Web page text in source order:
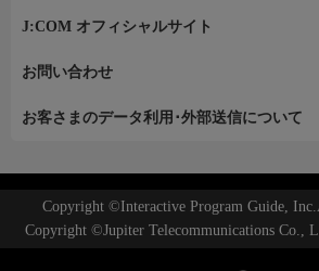
J:COM オフィシャルサイト
お問い合わせ
お客さまのデータ利用･外部送信について
Copyright ©Interactive Program Guide,
Copyright ©Jupiter Telecommunications Co.,